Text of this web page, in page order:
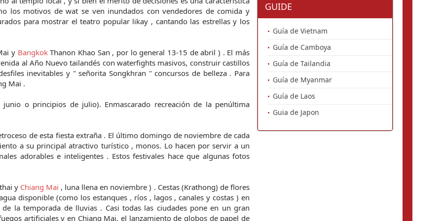
los motivos de wat se ven inundados con vendedores de comida y
para mostrar el teatro popular likay , cantando las estrellas y los
y BangkokThanon Khao San , por lo general 13-15 de abril ) . El más
al Año Nuevo tailandés con waterfights masivos, construir castillos
inevitables y " señorita Songkhran " concursos de belleza . Para
Mai .
o principios de julio). Enmascarado recreación de la penúltima
de esta fiesta extraña . El último domingo de noviembre de cada
a su principal atractivo turístico , monos. Lo hacen por servir a un
adorables e inteligentes . Estos festivales hace que algunas fotos
y Chiang Mai , luna llena en noviembre ) . Cestas (Krathong) de flores
disponible (como los estanques , ríos , lagos , canales y costas ) en
la temporada de lluvias . Casi todas las ciudades pone en un gran
artificiales y en Chiang Mai, el lanzamiento de globos de papel de
GUIDE
Guía de Vietnam
Guía de Camboya
Guía de Tailandia
Guía de Myanmar
Guía de Laos
Guia de Japon